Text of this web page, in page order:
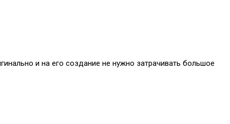
и на его создание не нужно затрачивать большое